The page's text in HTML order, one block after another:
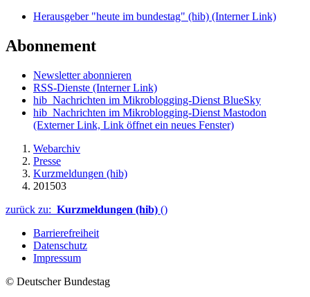
Herausgeber "heute im bundestag" (hib) (Interner Link)
Abonnement
Newsletter abonnieren
RSS-Dienste (Interner Link)
hib_Nachrichten im Mikroblogging-Dienst BlueSky
hib_Nachrichten im Mikroblogging-Dienst Mastodon
(Externer Link, Link öffnet ein neues Fenster)
Webarchiv
Presse
Kurzmeldungen (hib)
201503
zurück zu: Kurzmeldungen (hib) ()
Barrierefreiheit
Datenschutz
Impressum
© Deutscher Bundestag